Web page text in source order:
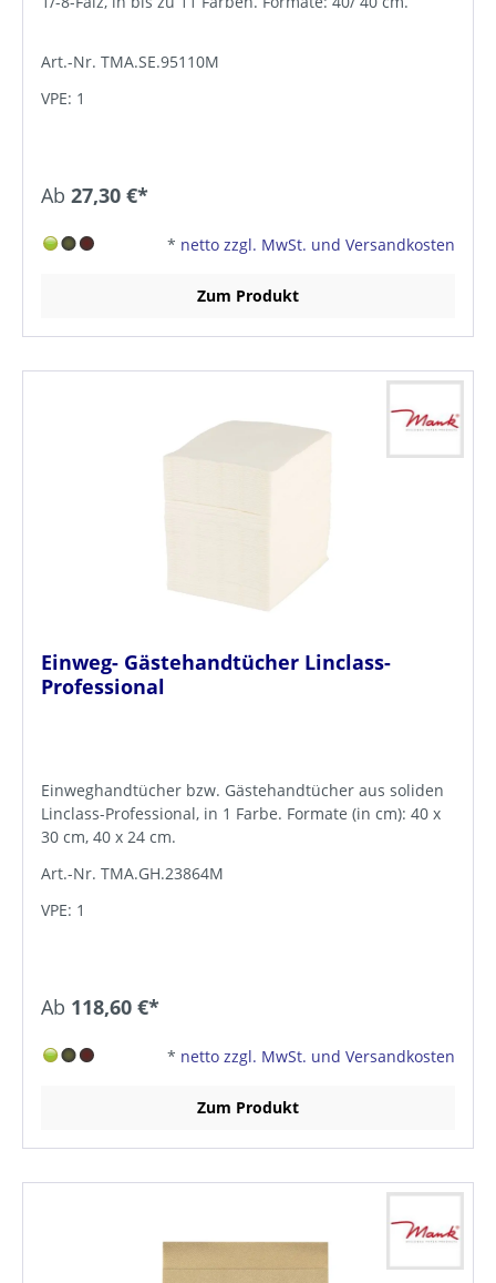
Art.-Nr. TMA.SE.95110M
VPE: 1
Ab 27,30 €*
* netto zzgl. MwSt. und Versandkosten
Zum Produkt
Einweg- Gästehandtücher Linclass-
Professional
Einweghandtücher bzw. Gästehandtücher aus soliden
Linclass-Professional, in 1 Farbe. Formate (in cm): 40 x
30 cm, 40 x 24 cm.
Art.-Nr. TMA.GH.23864M
VPE: 1
Ab 118,60 €*
* netto zzgl. MwSt. und Versandkosten
Zum Produkt